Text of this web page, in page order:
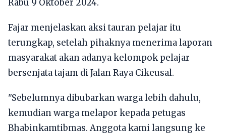
Rabu 9 Oktober 2024.
Fajar menjelaskan aksi tauran pelajar itu
terungkap, setelah pihaknya menerima laporan
masyarakat akan adanya kelompok pelajar
bersenjata tajam di Jalan Raya Cikeusal.
"Sebelumnya dibubarkan warga lebih dahulu,
kemudian warga melapor kepada petugas
Bhabinkamtibmas. Anggota kami langsung ke